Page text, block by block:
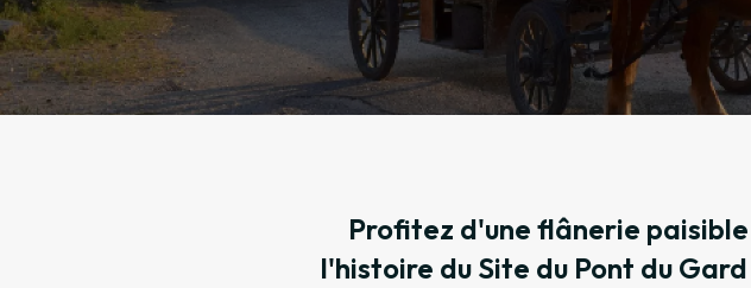
Profitez d'une flânerie
l'histoire du Site du Pont du